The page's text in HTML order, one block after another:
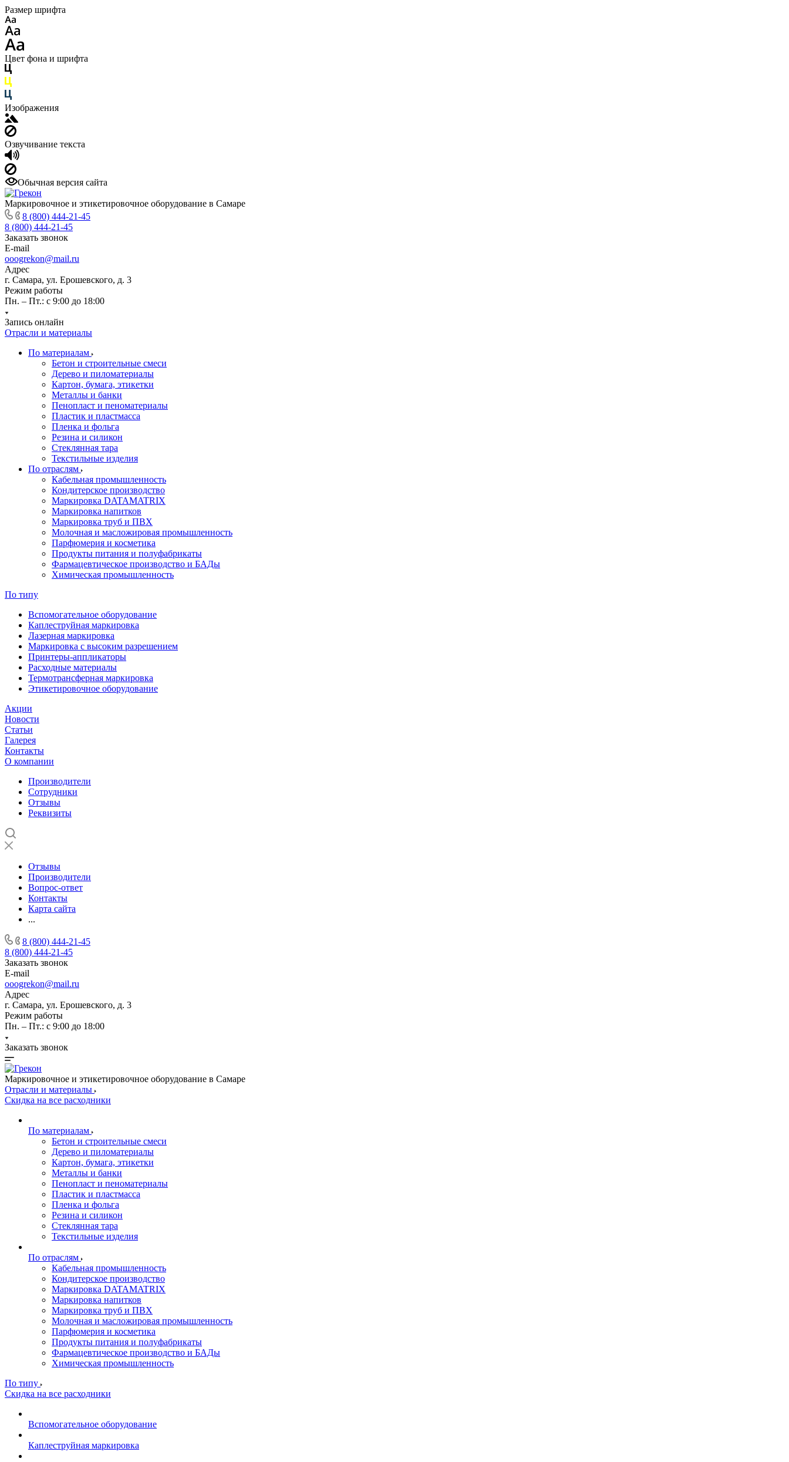
Размер шрифта
Цвет фона и шрифта
Изображения
Озвучивание текста
Обычная версия сайта
Маркировочное и этикетировочное оборудование в Самаре
8 (800) 444-21-45
8 (800) 444-21-45
Заказать звонок
E-mail
ooogrekon@mail.ru
Адрес
г. Самара, ул. Ерошевского, д. 3
Режим работы
Пн. – Пт.: с 9:00 до 18:00
Запись онлайн
Отрасли и материалы
По материалам
Бетон и строительные смеси
Дерево и пиломатериалы
Картон, бумага, этикетки
Металлы и банки
Пенопласт и пеноматериалы
Пластик и пластмасса
Пленка и фольга
Резина и силикон
Стеклянная тара
Текстильные изделия
По отраслям
Кабельная промышленность
Кондитерское производство
Маркировка DATAMATRIX
Маркировка напитков
Маркировка труб и ПВХ
Молочная и масложировая промышленность
Парфюмерия и косметика
Продукты питания и полуфабрикаты
Фармацевтическое производство и БАДы
Химическая промышленность
По типу
Вспомогательное оборудование
Каплеструйная маркировка
Лазерная маркировка
Маркировка с высоким разрешением
Принтеры-аппликаторы
Расходные материалы
Термотрансферная маркировка
Этикетировочное оборудование
Акции
Новости
Статьи
Галерея
Контакты
О компании
Производители
Сотрудники
Отзывы
Реквизиты
Отзывы
Производители
Вопрос-ответ
Контакты
Карта сайта
...
8 (800) 444-21-45
8 (800) 444-21-45
Заказать звонок
E-mail
ooogrekon@mail.ru
Адрес
г. Самара, ул. Ерошевского, д. 3
Режим работы
Пн. – Пт.: с 9:00 до 18:00
Заказать звонок
Маркировочное и этикетировочное оборудование в Самаре
Отрасли и материалы
Скидка на все расходники
По материалам
Бетон и строительные смеси
Дерево и пиломатериалы
Картон, бумага, этикетки
Металлы и банки
Пенопласт и пеноматериалы
Пластик и пластмасса
Пленка и фольга
Резина и силикон
Стеклянная тара
Текстильные изделия
По отраслям
Кабельная промышленность
Кондитерское производство
Маркировка DATAMATRIX
Маркировка напитков
Маркировка труб и ПВХ
Молочная и масложировая промышленность
Парфюмерия и косметика
Продукты питания и полуфабрикаты
Фармацевтическое производство и БАДы
Химическая промышленность
По типу
Скидка на все расходники
Вспомогательное оборудование
Каплеструйная маркировка